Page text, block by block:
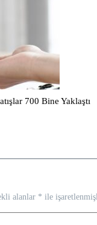
700 Bine Yaklaştı
alanlar * ile